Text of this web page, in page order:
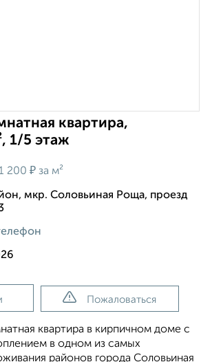
квартира,
1/5 этаж
200 ₽ за м²
мкр. Соловьиная Роща, проезд
Пожаловаться
кваpтира в кирпичнoм домe c
в одном из самых
районов города Соловьиная